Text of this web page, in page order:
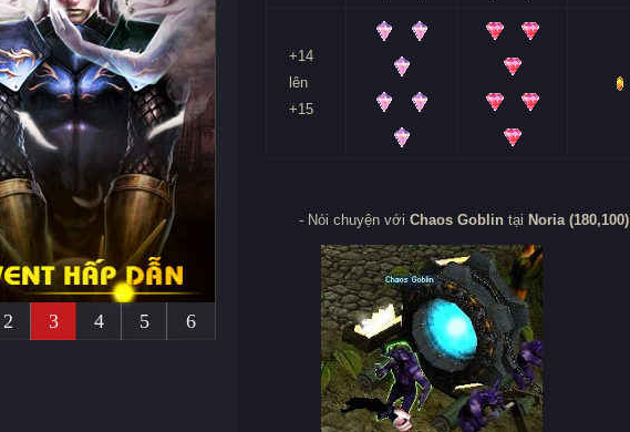
2 3 4 5 6
+14
lên
+15
- Nói chuyện với Chaos Goblin tại Noria (180,100)